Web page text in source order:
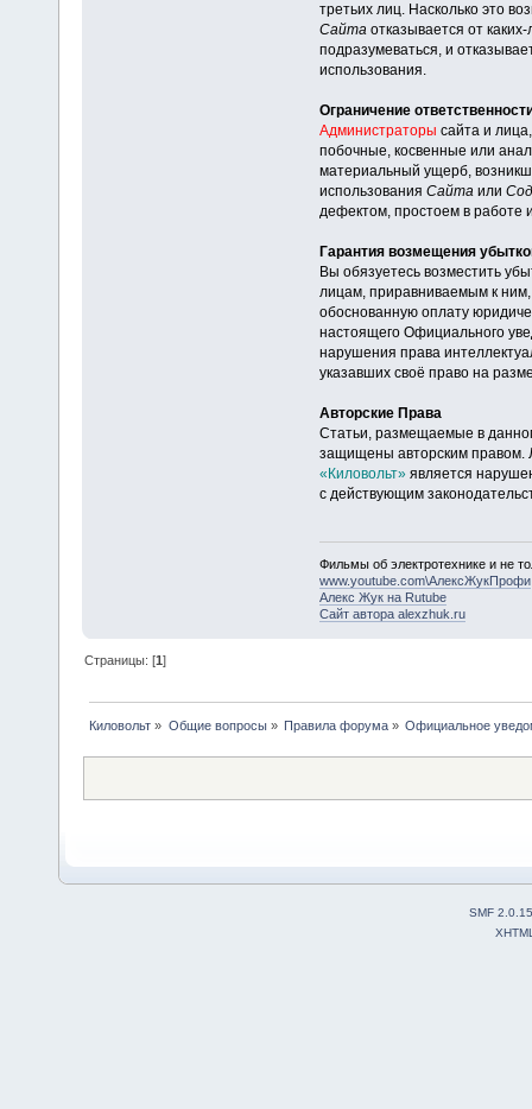
третьих лиц. Насколько это
Сайта отказывается от
подразумеваться, и
использования.
Ограничение
Администраторы сайта и
побочные, косвенные или
материальный ущерб,
использования Сайта или
дефектом, простоем в работе
Гарантия возмещения
Вы обязуетесь возместить
лицам, приравниваемым к ним,
обоснованную оплату
настоящего Официального
нарушения права
указавших своё право на
Авторские Права
Статьи, размещаемые в
защищены авторским правом.
«Киловольт» является
с действующим
Фильмы об электротехнике и не
www.youtube.com\АлексЖукПрофи
Алекс Жук на Rutube
Сайт автора alexzhuk.ru
Страницы: [1]
Киловольт » Общие вопросы» Правила форума» Официальное
SMF 2.0.15